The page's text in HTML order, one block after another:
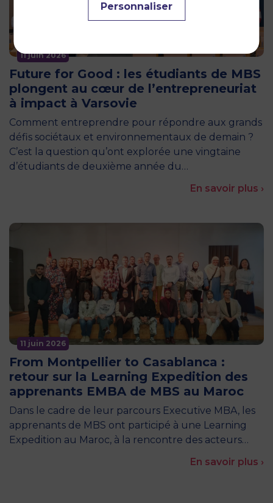
11 juin 2026
Future for Good : les étudiants de MBS
plongent au cœur de l’entrepreneuriat
à impact à Varsovie
Comment entreprendre pour répondre aux grands
défis sociétaux et environnementaux de demain ?
C’est la question qu’ont explorée une vingtaine
d’étudiants de deuxième année du…
En savoir plus ›
11 juin 2026
From Montpellier to Casablanca :
retour sur la Learning Expedition des
apprenants EMBA de MBS au Maroc
Dans le cadre de leur parcours Executive MBA, les
apprenants de MBS ont participé à une Learning
Expedition au Maroc, à la rencontre des acteurs…
En savoir plus ›
Personnaliser